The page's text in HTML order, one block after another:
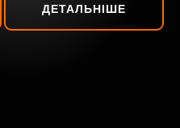
ДЕТАЛЬНІШЕ